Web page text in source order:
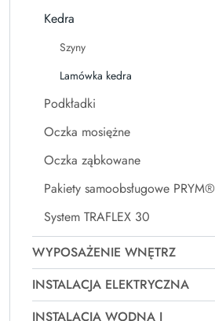
Kedra
Szyny
Lamówka kedra
Podkładki
Oczka mosiężne
Oczka ząbkowane
Pakiety samoobsługowe PRYM®
System TRAFLEX 30
WYPOSAŻENIE WNĘTRZ
INSTALACJA ELEKTRYCZNA
INSTALACJA WODNA I